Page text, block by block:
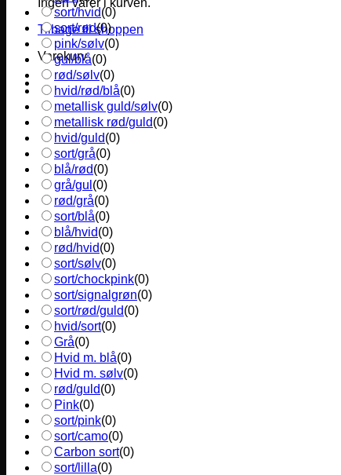
Ingen varer i kurven.
Tilbage til shoppen
Varekurv
sort/hvid(0)
sort/rød(0)
pink/sølv(0)
gul/blå(0)
rød/sølv(0)
hvid/rød/blå(0)
metallisk guld/sølv(0)
metallisk rød/guld(0)
hvid/guld(0)
sort/grå(0)
blå/rød(0)
grå/gul (0)
rød/grå(0)
sort/blå(0)
blå/hvid(0)
rød/hvid(0)
sort/sølv(0)
sort/chockpink(0)
sort/signalgrøn(0)
sort/rød/guld(0)
hvid/sort(0)
Grå(0)
Hvid m. blå(0)
Hvid m. sølv(0)
rød/guld(0)
Pink(0)
sort/pink(0)
sort/camo(0)
Carbon sort(0)
sort/lilla(0)